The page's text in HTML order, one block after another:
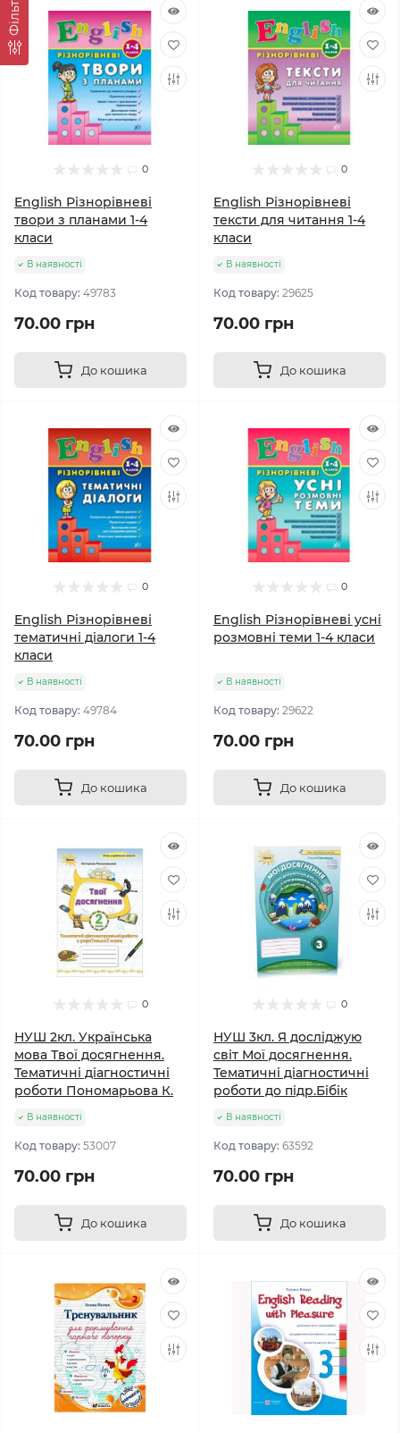
Фільтр
0
English Різнорівневі
твори з планами 1-4
класи
В наявності
Код товару: 49783
70.00 грн
До кошика
0
English Різнорівневі
тексти для читання 1-4
класи
В наявності
Код товару: 29625
70.00 грн
До кошика
0
English Різнорівневі
тематичні діалоги 1-4
класи
В наявності
Код товару: 49784
70.00 грн
До кошика
0
English Різнорівневі усні
розмовні теми 1-4 класи
В наявності
Код товару: 29622
70.00 грн
До кошика
0
НУШ 2кл. Українська
мова Твої досягнення.
Тематичні діагностичні
роботи Пономарьова К.
В наявності
Код товару: 53007
70.00 грн
До кошика
0
НУШ 3кл. Я досліджую
світ Мої досягнення.
Тематичні діагностичні
роботи до підр.Бібік
В наявності
Код товару: 63592
70.00 грн
До кошика